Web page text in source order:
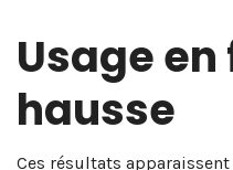
Usage
hausse
Ces résultats